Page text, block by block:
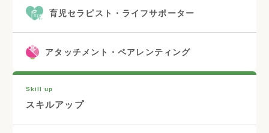
育児セラピスト・ライフサポーター
アタッチメント・ペアレンティング
Skill up
スキルアップ